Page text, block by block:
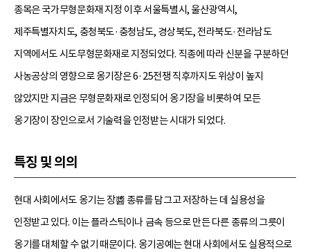
종목은 국가무형문화재 지정 이후 서울특별시, 울산광역시,
제주특별자치도, 충청북도·충청남도, 경상북도, 전라북도·전라남도
지역에서도 시도무형문화재로 지정되었다. 직종에 따라 신분을 구분하던
사농공상의 영향으로 옹기장은 6·25전쟁 직후까지도 위상이 높지
않았지만 지금은 무형문화재로 인정되어 옹기장을 비롯하여 모든
옹기장이 장인으로서 기술력을 인정받는 시대가 되었다.
특징 및 의의
현대 사회에서도 옹기는 장醬 종류를 담그고 저장하는 데 실용성을
인정받고 있다. 이는 플라스틱이나 금속 등으로 만든 다른 종류의 그릇이
옹기를 대체할 수 없기 때문이다. 옹기공예는 현대 사회에서도 실용적으로